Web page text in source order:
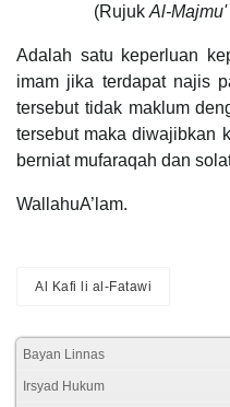
(Rujuk Al-
Adalah satu keperluan
imam jika terdapat najis
tersebut tidak maklum
tersebut maka diwajibkan
berniat mufaraqah dan
WallahuA’lam.
Al Kafi li al-Fatawi
Bayan Linnas
Irsyad Hukum